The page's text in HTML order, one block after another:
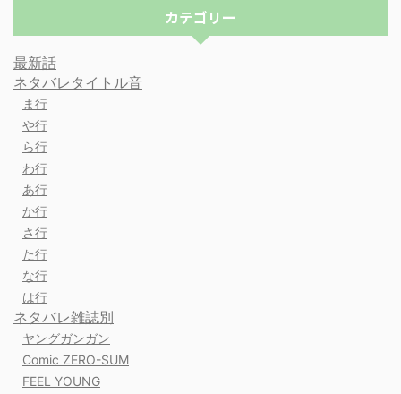
カテゴリー
最新話
ネタバレタイトル音
ま行
や行
ら行
わ行
あ行
か行
さ行
た行
な行
は行
ネタバレ雑誌別
ヤングガンガン
Comic ZERO-SUM
FEEL YOUNG